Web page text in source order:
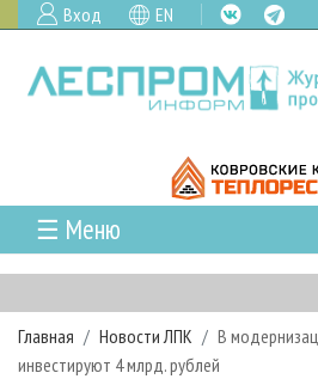
Вход EN
☰ Меню
ГЛАВНАЯ
РУБРИКИ И ТЕМЫ
РУБРИКИ ЖУРНАЛА
НОВОСТИ
Главная Новости ЛПК
В
инвестируют 4 млрд. рублей